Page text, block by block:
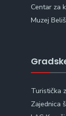
Centar za
Muzej
Turistička
Zajednica